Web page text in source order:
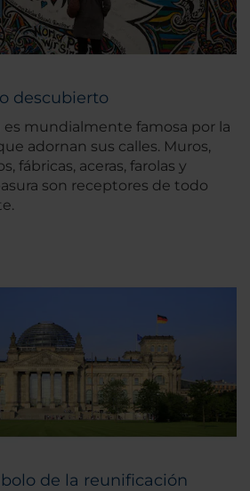
descubierto
es mundialmente famosa por la
adornan sus calles. Muros,
fábricas, aceras, farolas y
son receptores de todo
de la reunificación